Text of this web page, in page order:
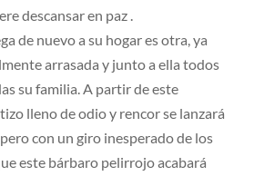
descansar en paz .
de nuevo a su hogar es otra, ya
arrasada y junto a ella todos
su familia. A partir de este
lleno de odio y rencor se lanzará
con un giro inesperado de los
este bárbaro pelirrojo acabará